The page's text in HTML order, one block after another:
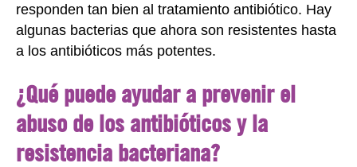
responden tan bien al tratamiento antibiótico. Hay
algunas bacterias que ahora son resistentes hasta
a los antibióticos más potentes.
¿Qué puede ayudar a prevenir el
abuso de los antibióticos y la
resistencia bacteriana?